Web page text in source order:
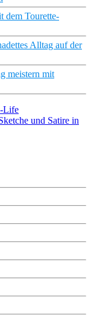
dem Tourette-
Alltag auf der
meistern mit
Life
und Satire in